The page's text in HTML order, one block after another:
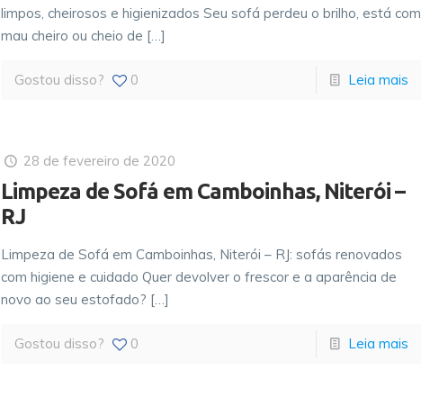
limpos, cheirosos e higienizados Seu sofá perdeu o brilho, está com
mau cheiro ou cheio de […]
Gostou disso? 0 Leia mais
28 de fevereiro de 2020
Limpeza de Sofá em Camboinhas, Niterói –
RJ
Limpeza de Sofá em Camboinhas, Niterói – RJ: sofás renovados
com higiene e cuidado Quer devolver o frescor e a aparência de
novo ao seu estofado? […]
Gostou disso? 0 Leia mais